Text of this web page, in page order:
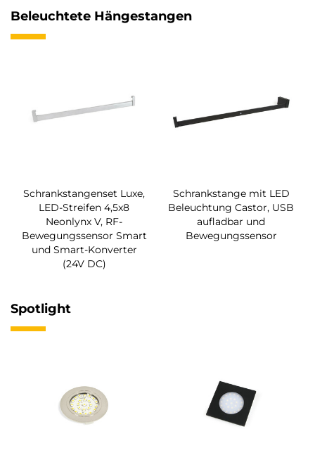
Beleuchtete Hängestangen
Schrankstangenset Luxe,
LED-Streifen 4,5x8
Neonlynx V, RF-
Bewegungssensor Smart
und Smart-Konverter
(24V DC)
Schrankstange mit LED
Beleuchtung Castor, USB
aufladbar und
Bewegungssensor
Spotlight